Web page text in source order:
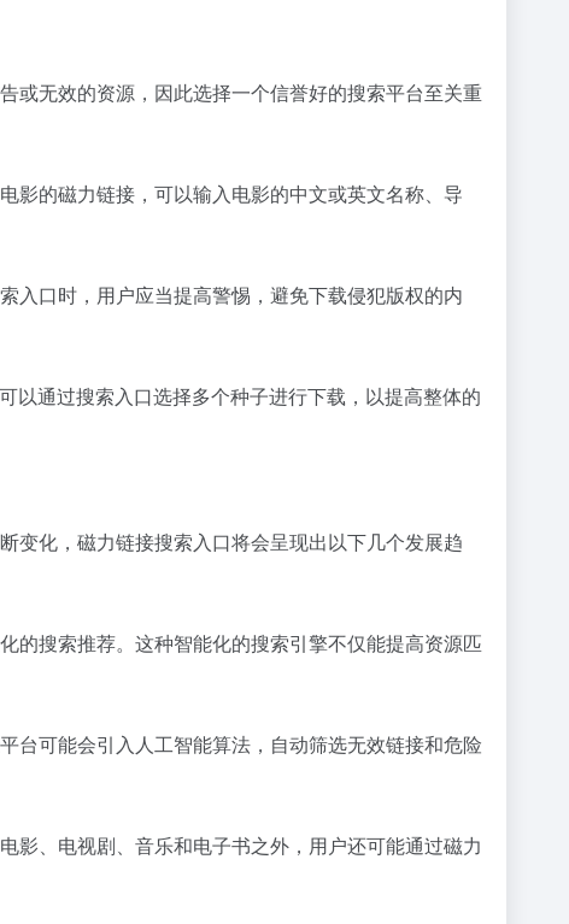
或无效的资源，因此选择一个信誉好的搜索平台至关重
影的磁力链接，可以输入电影的中文或英文名称、导
入口时，用户应当提高警惕，避免下载侵犯版权的内
以通过搜索入口选择多个种子进行下载，以提高整体的
变化，磁力链接搜索入口将会呈现出以下几个发展趋
的搜索推荐。这种智能化的搜索引擎不仅能提高资源匹
台可能会引入人工智能算法，自动筛选无效链接和危险
影、电视剧、音乐和电子书之外，用户还可能通过磁力